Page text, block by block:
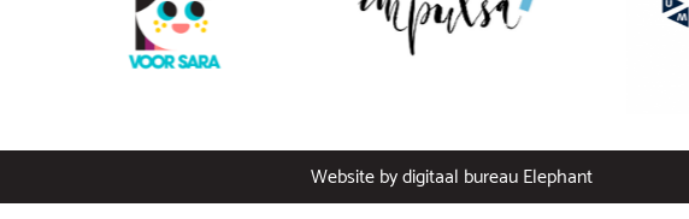
Website bydigitaal bureau Elephant